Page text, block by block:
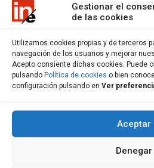
Gestionar el
de las cookies
Utilizamos cookies propias y de terceros
navegación de los usuarios y mejorar
Acepto consiente dichas cookies. Puede
pulsando Política de cookies o bien
configuración pulsando en Ver
Aceptar
Denegar
Otras propiedades